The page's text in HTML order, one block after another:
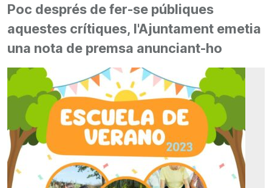
Poc després de fer-se públiques
aquestes crítiques, l'Ajuntament emetia
una nota de premsa anunciant-ho